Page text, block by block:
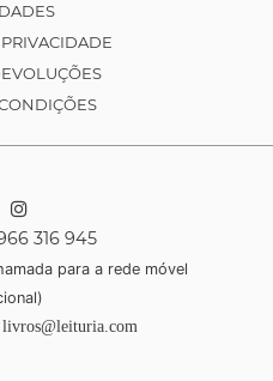
316 945
para a rede móvel
livros@leituria.com